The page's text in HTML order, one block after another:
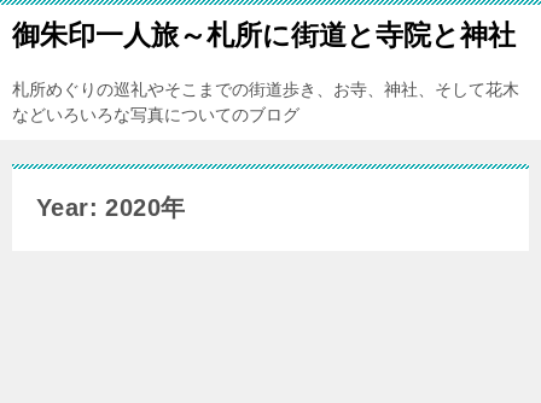
御朱印一人旅～札所に街道と寺院と神社
札所めぐりの巡礼やそこまでの街道歩き、お寺、神社、そして花木
などいろいろな写真についてのブログ
Year: 2020年